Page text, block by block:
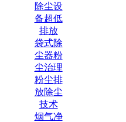
除尘设
备超低
排放
袋式除
尘器粉
尘治理
粉尘排
放除尘
技术
烟气净